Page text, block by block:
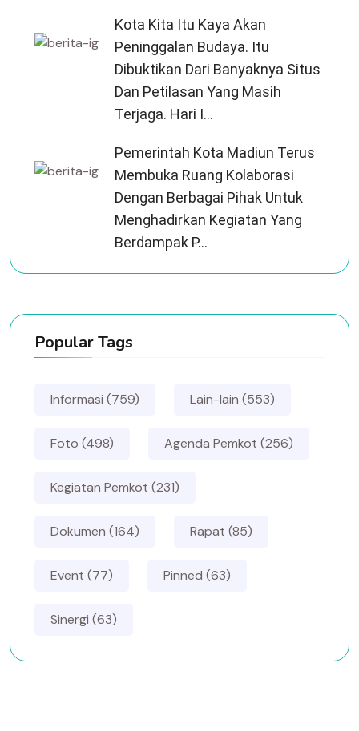
Kota Kita Itu Kaya Akan
Peninggalan Budaya. Itu
Dibuktikan Dari Banyaknya Situs
Dan Petilasan Yang Masih
Terjaga. Hari I...
Pemerintah Kota Madiun Terus
Membuka Ruang Kolaborasi
Dengan Berbagai Pihak Untuk
Menghadirkan Kegiatan Yang
Berdampak P...
Popular Tags
Informasi (759) Lain-lain (553)
Foto (498) Agenda Pemkot (256)
Kegiatan Pemkot (231)
Dokumen (164) Rapat (85)
Event (77) Pinned (63)
Sinergi (63)